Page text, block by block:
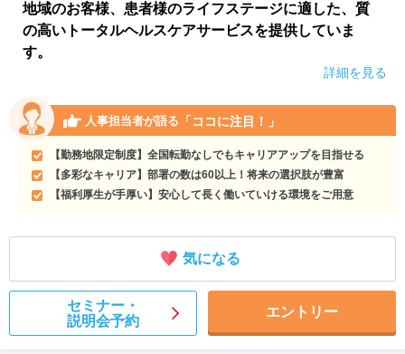
地域のお客様、患者様のライフステージに適した、質
の高いトータルヘルスケアサービスを提供していま
す。
詳細を見る
人事担当者が語る 「ココに注目！」
【勤務地限定制度】全国転勤なしでもキャリアアップを目指せる
【多彩なキャリア】部署の数は60以上！将来の選択肢が豊富
【福利厚生が手厚い】安心して長く働いていける環境をご用意
気になる
セミナー・
説明会予約
エントリー